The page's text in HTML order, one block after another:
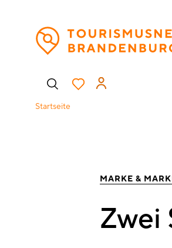
Startseite
MARKE &
Zwei